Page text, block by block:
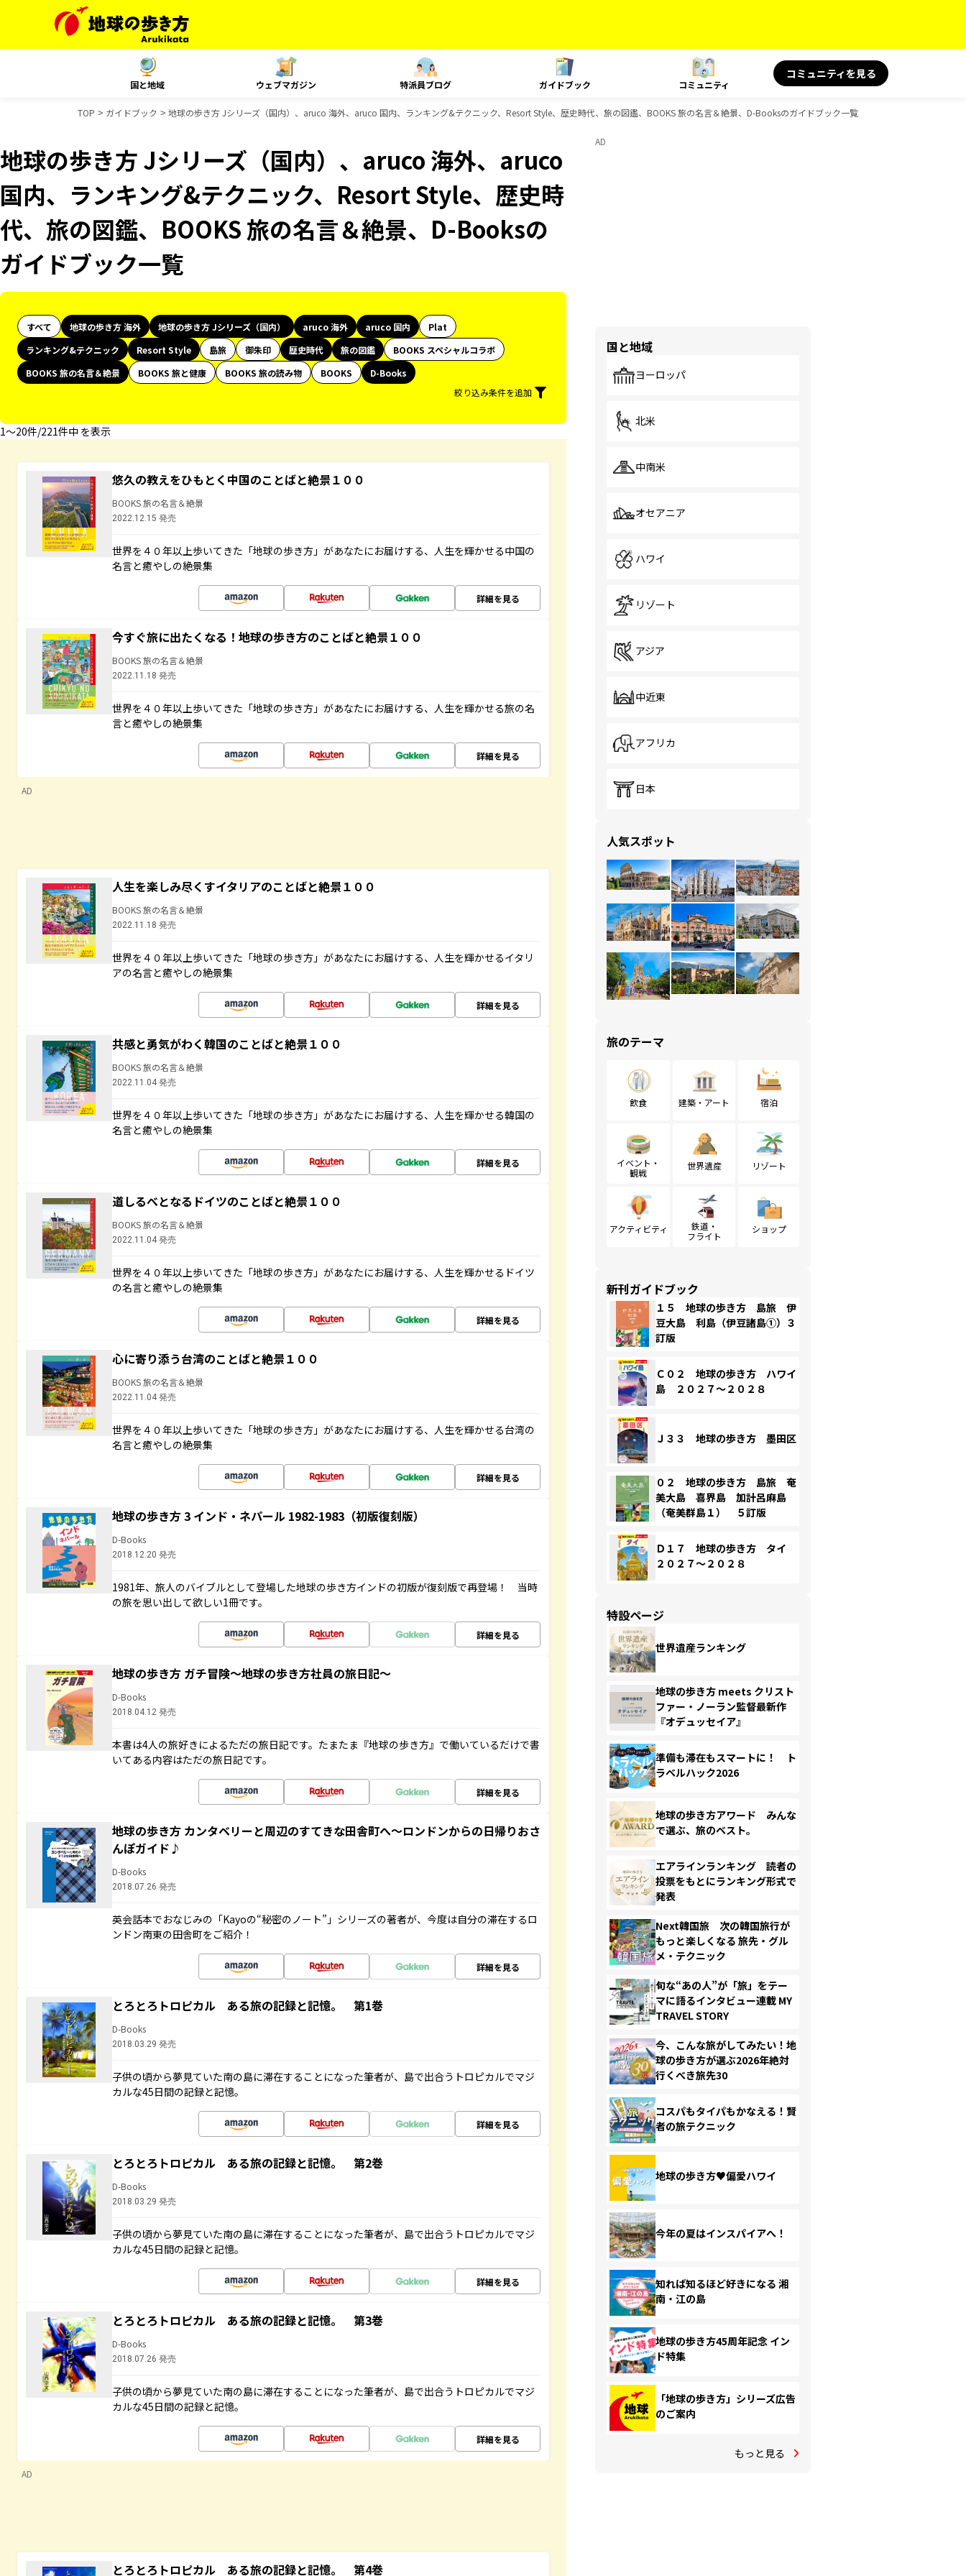
国と地域 ウェブマガジン 特派員ブログ ガイドブック コミュニティ
コミュニティを見る
TOP ガイドブック 地球の歩き方 Jシリーズ（国内）、aruco 海外、aruco 国内、ランキング&テクニック、Resort Style、歴史時代、旅の図鑑、BOOKS 旅の名言＆絶景、D-Booksのガイドブック一覧
地球の歩き方 Jシリーズ（国内）、aruco 海外、aruco
国内、ランキング&テクニック、Resort Style、歴史時
代、旅の図鑑、BOOKS 旅の名言＆絶景、D-Booksの
ガイドブック一覧
すべて 地球の歩き方 海外 地球の歩き方 Jシリーズ（国内） aruco 海外 aruco 国内
Plat
ランキング&テクニック
Resort Style 島旅 御朱印 歴史時代 旅の図鑑
BOOKS スペシャルコラボ
BOOKS 旅の名言＆絶景
BOOKS 旅と健康 BOOKS 旅の読み物 BOOKS
D-Books
絞り込み条件を追加
1〜20件/221件中 を表示
悠久の教えをひもとく中国のことばと絶景１００
BOOKS 旅の名言＆絶景
2022.12.15 発売
世界を４０年以上歩いてきた「地球の歩き方」があなたにお届けする、人生を輝かせる中国の
名言と癒やしの絶景集
詳細を見る
今すぐ旅に出たくなる！地球の歩き方のことばと絶景１００
BOOKS 旅の名言＆絶景
2022.11.18 発売
世界を４０年以上歩いてきた「地球の歩き方」があなたにお届けする、人生を輝かせる旅の名
言と癒やしの絶景集
詳細を見る
AD
人生を楽しみ尽くすイタリアのことばと絶景１００
BOOKS 旅の名言＆絶景
2022.11.18 発売
世界を４０年以上歩いてきた「地球の歩き方」があなたにお届けする、人生を輝かせるイタリ
アの名言と癒やしの絶景集
詳細を見る
共感と勇気がわく韓国のことばと絶景１００
BOOKS 旅の名言＆絶景
2022.11.04 発売
世界を４０年以上歩いてきた「地球の歩き方」があなたにお届けする、人生を輝かせる韓国の
名言と癒やしの絶景集
詳細を見る
道しるべとなるドイツのことばと絶景１００
BOOKS 旅の名言＆絶景
2022.11.04 発売
世界を４０年以上歩いてきた「地球の歩き方」があなたにお届けする、人生を輝かせるドイツ
の名言と癒やしの絶景集
詳細を見る
心に寄り添う台湾のことばと絶景１００
BOOKS 旅の名言＆絶景
2022.11.04 発売
世界を４０年以上歩いてきた「地球の歩き方」があなたにお届けする、人生を輝かせる台湾の
名言と癒やしの絶景集
詳細を見る
地球の歩き方 3 インド・ネパール 1982-1983（初版復刻版）
D-Books
2018.12.20 発売
1981年、旅人のバイブルとして登場した地球の歩き方インドの初版が復刻版で再登場！ 当時
の旅を思い出して欲しい1冊です。
詳細を見る
地球の歩き方 ガチ冒険～地球の歩き方社員の旅日記～
D-Books
2018.04.12 発売
本書は4人の旅好きによるただの旅日記です。たまたま『地球の歩き方』で働いているだけで書
いてある内容はただの旅日記です。
詳細を見る
地球の歩き方 カンタベリーと周辺のすてきな田舎町へ～ロンドンからの日帰りおさ
んぽガイド♪
D-Books
2018.07.26 発売
英会話本でおなじみの「Kayoの“秘密のノート”」シリーズの著者が、今度は自分の滞在するロ
ンドン南東の田舎町をご紹介！
詳細を見る
とろとろトロピカル ある旅の記録と記憶。 第1巻
D-Books
2018.03.29 発売
子供の頃から夢見ていた南の島に滞在することになった筆者が、島で出合うトロピカルでマジ
カルな45日間の記録と記憶。
詳細を見る
とろとろトロピカル ある旅の記録と記憶。 第2巻
D-Books
2018.03.29 発売
子供の頃から夢見ていた南の島に滞在することになった筆者が、島で出合うトロピカルでマジ
カルな45日間の記録と記憶。
詳細を見る
とろとろトロピカル ある旅の記録と記憶。 第3巻
D-Books
2018.07.26 発売
子供の頃から夢見ていた南の島に滞在することになった筆者が、島で出合うトロピカルでマジ
カルな45日間の記録と記憶。
詳細を見る
AD
とろとろトロピカル ある旅の記録と記憶。 第4巻
AD
国と地域
ヨーロッパ
北米
中南米
オセアニア
ハワイ
リゾート
アジア
中近東
アフリカ
日本
人気スポット
旅のテーマ
飲食 建築・アート 宿泊
イベント・
観戦
世界遺産 リゾート
アクティビティ
鉄道・
フライト
ショップ
新刊ガイドブック
１５ 地球の歩き方 島旅 伊
豆大島 利島（伊豆諸島①）３
訂版
Ｃ０２ 地球の歩き方 ハワイ
島 ２０２７～２０２８
Ｊ３３ 地球の歩き方 墨田区
０２ 地球の歩き方 島旅 奄
美大島 喜界島 加計呂麻島
（奄美群島１） ５訂版
Ｄ１７ 地球の歩き方 タイ
２０２７～２０２８
特設ページ
世界遺産ランキング
地球の歩き方 meets クリスト
ファー・ノーラン監督最新作
『オデュッセイア』
準備も滞在もスマートに！ ト
ラベルハック2026
地球の歩き方アワード みんな
で選ぶ、旅のベスト。
エアラインランキング 読者の
投票をもとにランキング形式で
発表
Next韓国旅 次の韓国旅行が
もっと楽しくなる 旅先・グル
メ・テクニック
旬な“あの人”が「旅」をテー
マに語るインタビュー連載 MY
TRAVEL STORY
今、こんな旅がしてみたい！地
球の歩き方が選ぶ2026年絶対
行くべき旅先30
コスパもタイパもかなえる！賢
者の旅テクニック
地球の歩き方♥偏愛ハワイ
今年の夏はインスパイアへ！
知れば知るほど好きになる 湘
南・江の島
地球の歩き方45周年記念 イン
ド特集
「地球の歩き方」シリーズ広告
のご案内
もっと見る